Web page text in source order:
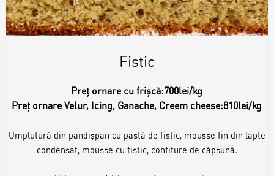
Fistic
Preț ornare cu frișcă:700lei/kg
Preț ornare Velur, Icing, Ganache, Creem cheese:810lei/kg
Umplutură din pandișpan cu pastă de fistic, mousse fin din lapte
condensat, mousse cu fistic, confiture de căpșună.